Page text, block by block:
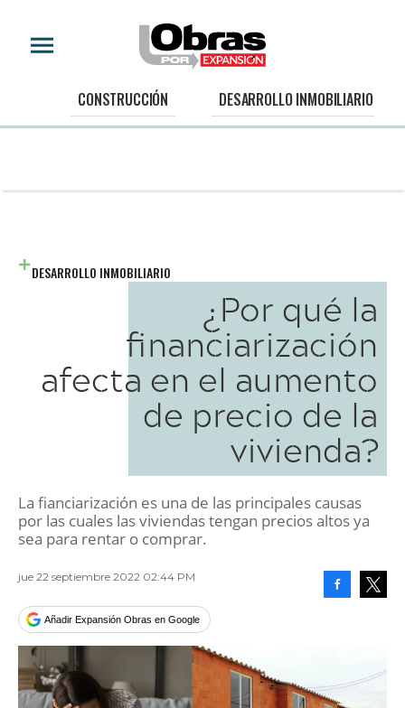
CONSTRUCCIÓN DESARROLLO INMOBILIARIO
DESARROLLO INMOBILIARIO
​​¿Por qué la
financiarización
afecta en el aumento
de precio de la
vivienda?
La fianciarización es una de las principales causas
por las cuales las viviendas tengan precios altos ya
sea para rentar o comprar.
jue 22 septiembre 2022 02:44 PM
Añadir Expansión Obras en Google